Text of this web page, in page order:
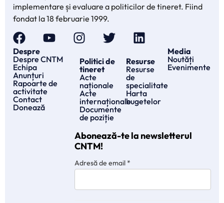
implementare și evaluare a politicilor de tineret. Fiind
fondat la 18 februarie 1999.
Despre
Despre CNTM
Echipa
Anunțuri
Rapoarte de
activitate
Contact
Donează
Politici de
tineret
Acte
naționale
Acte
internaționale
Documente
de poziție
Resurse
Resurse
de
specialitate
Harta
bugetelor
Media
Noutăți
Evenimente
Abonează-te la newsletterul
CNTM!
Adresă de email*